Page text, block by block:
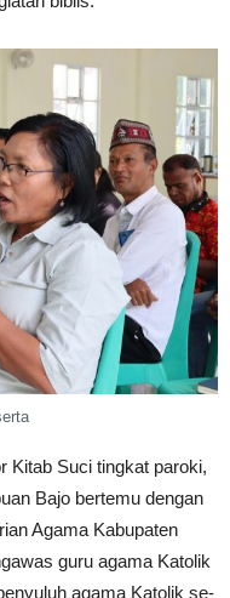
Kitab Suci tingkat paroki,
Bajo bertemu dengan
Agama Kabupaten
guru agama Katolik
agama Katolik se-